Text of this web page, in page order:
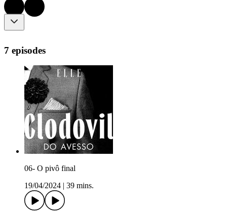
7 episodes
06- O pivô final
19/04/2024
39 mins.